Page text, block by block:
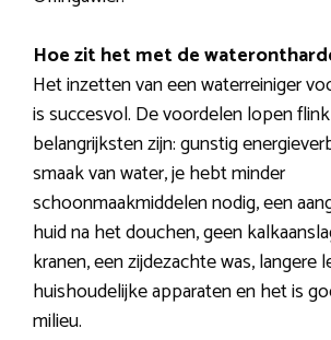
Hoe zit het met de
Het inzetten van een waterreiniger
is succesvol. De voordelen lopen
belangrijksten zijn: gunstig
smaak van water, je hebt minder
schoonmaakmiddelen nodig, een
huid na het douchen, geen
kranen, een zijdezachte was, langere
huishoudelijke apparaten en het is
milieu.